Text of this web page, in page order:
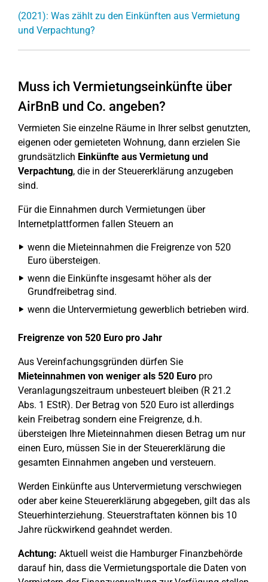
(2021): Was zählt zu den Einkünften aus Vermietung
und Verpachtung?
Muss ich Vermietungseinkünfte über
AirBnB und Co. angeben?
Vermieten Sie einzelne Räume in Ihrer selbst genutzten,
eigenen oder gemieteten Wohnung, dann erzielen Sie
grundsätzlich Einkünfte aus Vermietung und
Verpachtung, die in der Steuererklärung anzugeben
sind.
Für die Einnahmen durch Vermietungen über
Internetplattformen fallen Steuern an
wenn die Mieteinnahmen die Freigrenze von 520
Euro übersteigen.
wenn die Einkünfte insgesamt höher als der
Grundfreibetrag sind.
wenn die Untervermietung gewerblich betrieben wird.
Freigrenze von 520 Euro pro Jahr
Aus Vereinfachungsgründen dürfen Sie
Mieteinnahmen von weniger als 520 Euro pro
Veranlagungszeitraum unbesteuert bleiben (R 21.2
Abs. 1 EStR). Der Betrag von 520 Euro ist allerdings
kein Freibetrag sondern eine Freigrenze, d.h.
übersteigen Ihre Mieteinnahmen diesen Betrag um nur
einen Euro, müssen Sie in der Steuererklärung die
gesamten Einnahmen angeben und versteuern.
Werden Einkünfte aus Untervermietung verschwiegen
oder aber keine Steuererklärung abgegeben, gilt das als
Steuerhinterziehung. Steuerstraftaten können bis 10
Jahre rückwirkend geahndet werden.
Achtung: Aktuell weist die Hamburger Finanzbehörde
darauf hin, dass die Vermietungsportale die Daten von